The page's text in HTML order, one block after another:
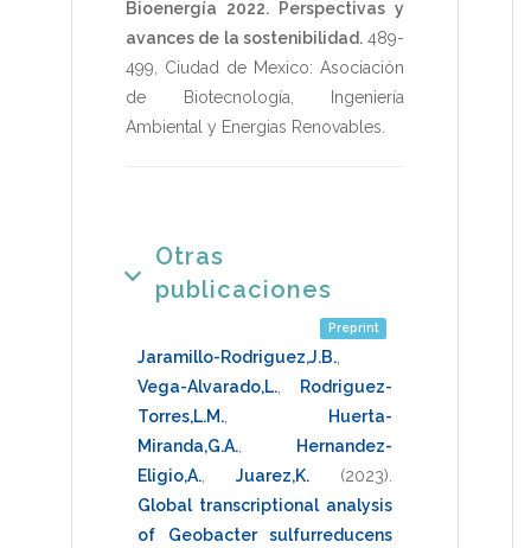
Bioenergía 2022. Perspectivas y
avances de la sostenibilidad. 489-
499
Ciudad de Mexico: Asociación
de Biotecnología, Ingeniería
Ambiental y Energias Renovables
Otras
publicaciones
Preprint
Jaramillo-Rodriguez,J.B.
Vega-Alvarado,L.
Rodriguez-
Torres,L.M.
Huerta-
Miranda,G.A.
Hernandez-
Eligio,A.
Juarez,K. (2023)
Global transcriptional analysis
of Geobacter sulfurreducens